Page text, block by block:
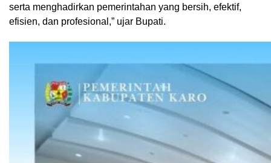
serta menghadirkan pemerintahan yang bersih, efektif,
efisien, dan profesional,” ujar Bupati.